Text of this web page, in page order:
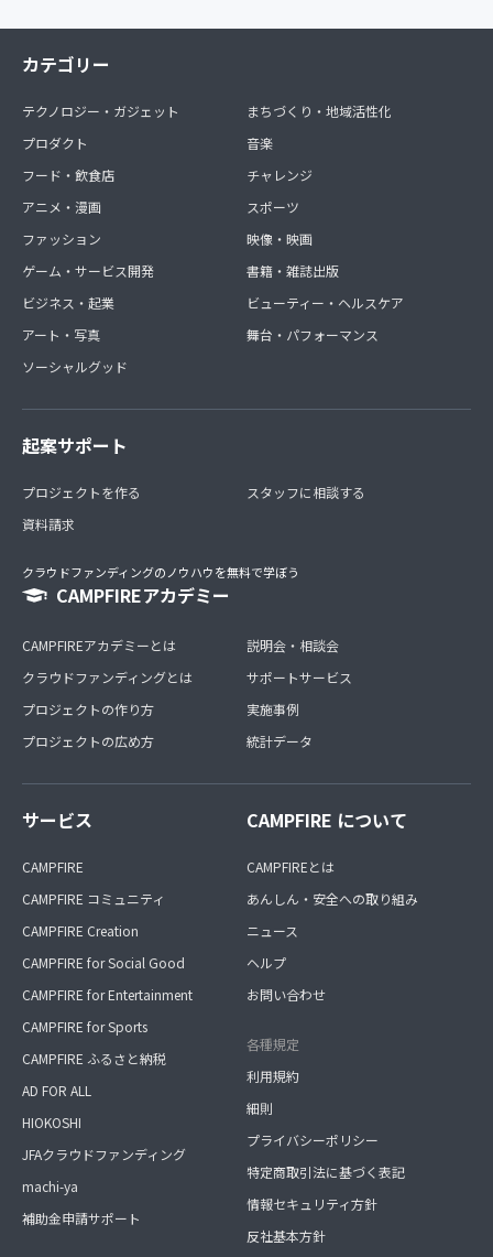
カテゴリー
テクノロジー・ガジェット
プロダクト
フード・飲食店
アニメ・漫画
ファッション
ゲーム・サービス開発
ビジネス・起業
アート・写真
ソーシャルグッド
まちづくり・地域活性化
音楽
チャレンジ
スポーツ
映像・映画
書籍・雑誌出版
ビューティー・ヘルスケア
舞台・パフォーマンス
起案サポート
プロジェクトを作る
資料請求
スタッフに相談する
クラウドファンディングのノウハウを無料で学ぼう
CAMPFIREアカデミー
CAMPFIREアカデミーとは
クラウドファンディングとは
プロジェクトの作り方
プロジェクトの広め方
説明会・相談会
サポートサービス
実施事例
統計データ
サービス
CAMPFIRE
CAMPFIRE コミュニティ
CAMPFIRE Creation
CAMPFIRE for Social Good
CAMPFIRE for Entertainment
CAMPFIRE for Sports
CAMPFIRE ふるさと納税
AD FOR ALL
HIOKOSHI
JFAクラウドファンディング
machi-ya
補助金申請サポート
CAMPFIRE について
CAMPFIREとは
あんしん・安全への取り組み
ニュース
ヘルプ
お問い合わせ
各種規定
利用規約
細則
プライバシーポリシー
特定商取引法に基づく表記
情報セキュリティ方針
反社基本方針